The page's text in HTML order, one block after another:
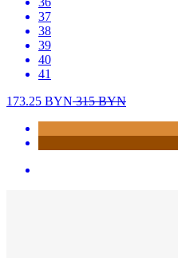
37
38
39
40
41
173.25 BYN315BYN